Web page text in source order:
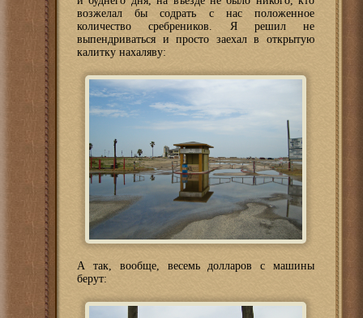
возжелал бы содрать с нас положенное
количество сребреников. Я решил не
выпендриваться и просто заехал в открытую
калитку нахаляву:
А так, вообще, весемь долларов с машины
берут: